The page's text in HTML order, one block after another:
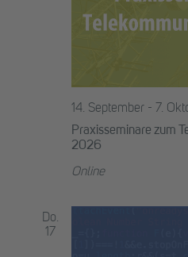
Praxisseminare zum
2026
14. September - 7.
Online
Do.
17